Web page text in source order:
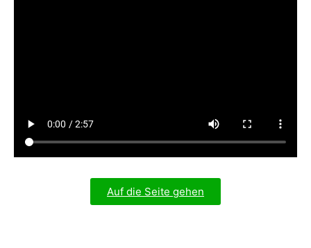
Auf die Seite gehen